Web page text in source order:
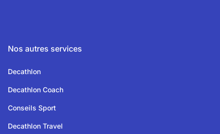
Nos autres services
Decathlon
Decathlon Coach
Conseils Sport
Decathlon Travel